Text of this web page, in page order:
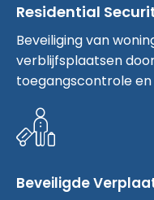
Residential
Beveiliging van
verblijfsplaatsen
toegangscontrole
Beveiligde